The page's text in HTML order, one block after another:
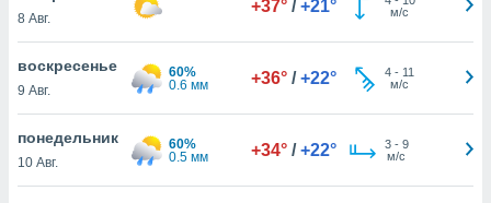
действия
рекламу
8 Авг.
+37° / +21°
м/с
воскресенье
9 Авг.
60%
0.6 мм
+36° / +22° 4- 11
м/с
понедельник
10 Авг.
60%
0.5 мм
+34° / +22° 3- 9
м/с